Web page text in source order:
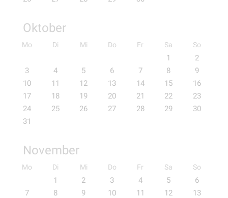
Oktober
Mo Di Mi Do Fr Sa So
1
2
3
4 5 6 7 8
9
10
11 12 13 14 15
16
17
18 19 20 21 22
23
24
25 26 27 28 29
30
31
November
Mo Di Mi Do Fr Sa So
1 2 3 4 5
6
7
8 9 10 11 12
13